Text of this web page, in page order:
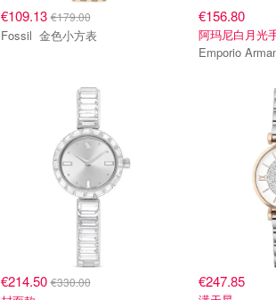
€109.13€179.00
Fossil 金色小方表
€156.80
阿玛尼白月光
Emporio
€214.50€330.00 €247.85